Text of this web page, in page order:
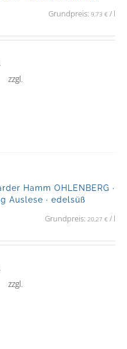
Grundpreis: 9,73 €/ l
zzgl.
Hamm OHLENBERG ·
Auslese · edelsüß
Grundpreis: 20,27 €/ l
zzgl.